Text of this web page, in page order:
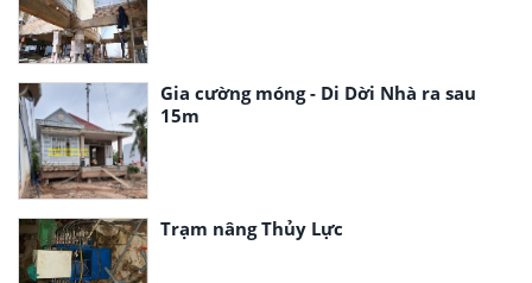
Gia cường móng - Di Dời Nhà ra sau
15m
Trạm nâng Thủy Lực